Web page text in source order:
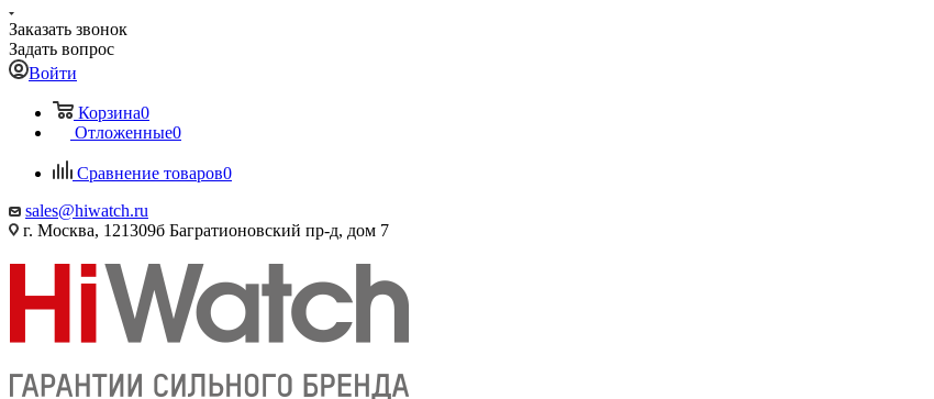
Заказать звонок
Задать вопрос
Войти
Корзина0
Отложенные0
Сравнение товаров0
sales@hiwatch.ru
г. Москва, 121309б Багратионовский пр-д, дом 7